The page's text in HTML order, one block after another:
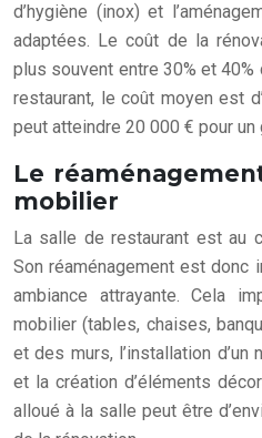
d’hygiène (inox) et
adaptées. Le coût de la
plus souvent entre 30% et
restaurant, le coût moyen est
peut atteindre 20 000 € pour
Le
mobilier
La salle de restaurant est au
Son réaménagement est donc
ambiance attrayante. Cela
mobilier (tables, chaises,
et des murs, l’installation d’un
et la création d’éléments
alloué à la salle peut être